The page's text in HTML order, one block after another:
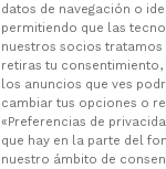
datos de navegación o
permitiendo que las
nuestros socios
retiras tu
los anuncios que ves
cambiar tus opciones o
«Preferencias de
que hay en la parte del
nuestro ámbito de